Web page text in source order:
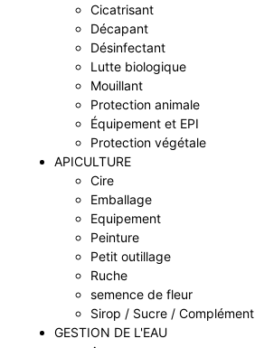
Cicatrisant
Décapant
Désinfectant
Lutte biologique
Mouillant
Protection animale
Équipement et EPI
Protection végétale
APICULTURE
Cire
Emballage
Equipement
Peinture
Petit outillage
Ruche
semence de fleur
Sirop / Sucre / Complément
GESTION DE L'EAU